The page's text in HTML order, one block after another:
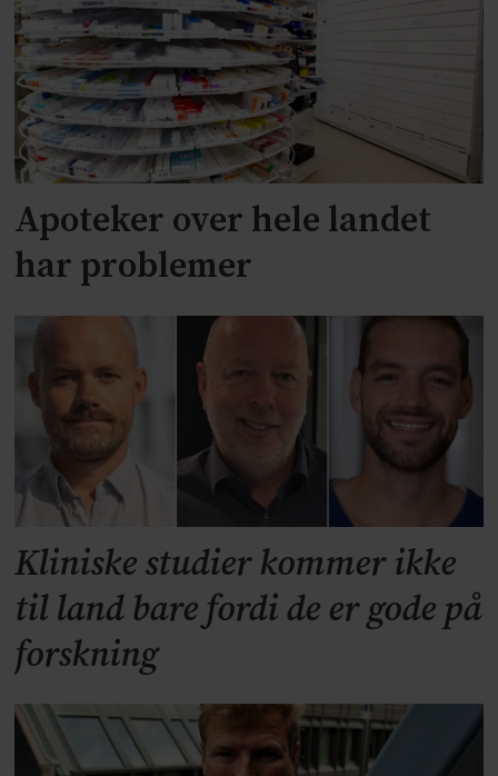
Apoteker over hele landet
har problemer
Kliniske studier kommer ikke
til land bare fordi de er gode på
forskning